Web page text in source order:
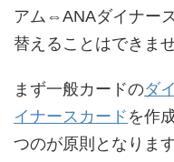
アム⇔ANAダイナー
替えることはできませ
まず一般カードのダ
イナースカード を作
つのが原則となります